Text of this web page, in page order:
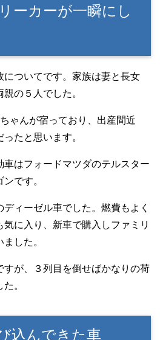
ーカーが一瞬にし
についてです。家族は妻と長女
親の５人でした。
ゃんが宿っており、出産間近
ったと思います。
車はフォードマツダのテルスター
です。
ィーゼル車でした。燃費もよく
に入り、新車で購入しファミリ
した。
すが、３列目を倒せばかなりの荷
。
込んできた車